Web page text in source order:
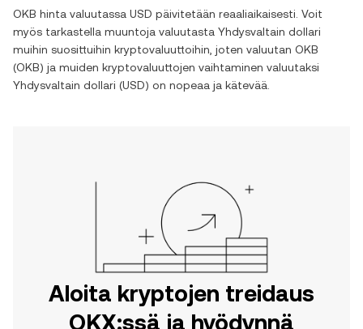
OKB hinta valuutassa USD päivitetään reaaliaikaisesti. Voit
myös tarkastella muuntoja valuutasta Yhdysvaltain dollari
muihin suosittuihin kryptovaluuttoihin, joten valuutan OKB
(OKB) ja muiden kryptovaluuttojen vaihtaminen valuutaksi
Yhdysvaltain dollari (USD) on nopeaa ja kätevää.
Aloita kryptojen treidaus
OKX:ssä ja hyödynnä